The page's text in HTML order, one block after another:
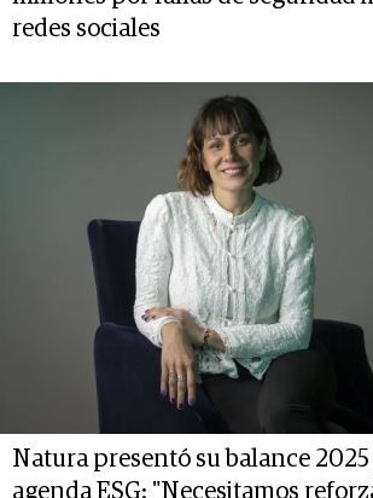
redes sociales
Natura presentó su balance
agenda ESG: "Necesitamos